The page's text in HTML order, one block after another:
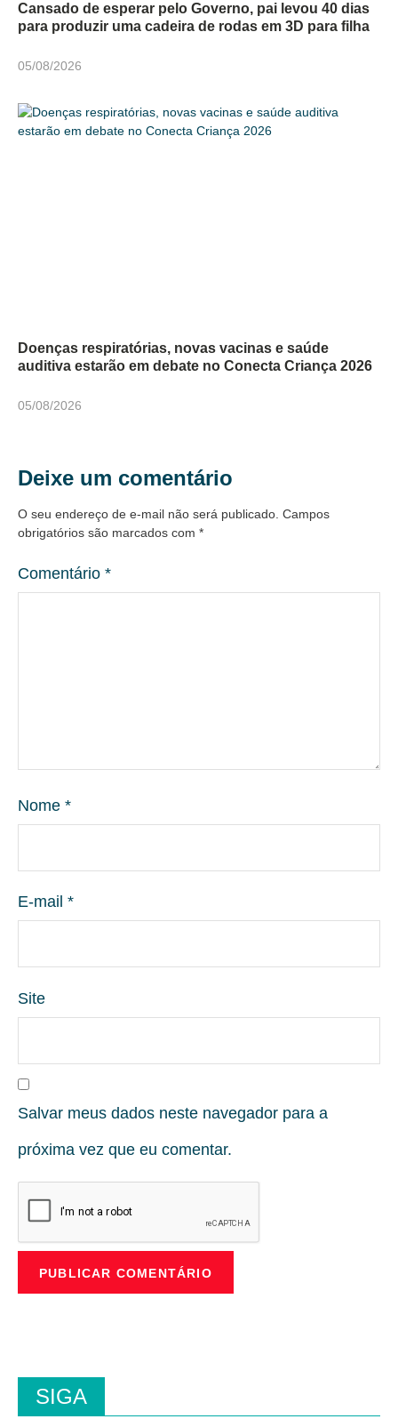
Cansado de esperar pelo Governo, pai levou 40 dias
para produzir uma cadeira de rodas em 3D para filha
05/08/2026
Doenças respiratórias, novas vacinas e saúde
auditiva estarão em debate no Conecta Criança 2026
05/08/2026
Deixe um comentário
O seu endereço de e-mail não será publicado. Campos
obrigatórios são marcados com *
Comentário *
Nome *
E-mail *
Site
Salvar meus dados neste navegador para a
próxima vez que eu comentar.
SIGA